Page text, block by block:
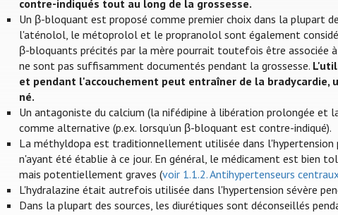
contre-indiqués tout au long de la grossesse.
Un β-bloquant est proposé comme premier choix dans la plupart
l'aténolol, le métoprolol et le propranolol sont également
β-bloquants précités par la mère pourrait toutefois être associée
ne sont pas suffisamment documentés pendant la grossesse.
et pendant l'accouchement peut entraîner de la bradycardie,
né.
Un antagoniste du calcium (la nifédipine à libération prolongée et
comme alternative (p.ex. lorsqu’un β-bloquant est contre-indiqué).
La méthyldopa est traditionnellement utilisée dans l'hypertension
n'ayant été établie à ce jour. En général, le médicament est bien
mais potentiellement graves (voir 1.1.2. Antihypertenseurs
L'hydralazine était autrefois utilisée dans l'hypertension sévère
Dans la plupart des sources, les diurétiques sont déconseillés